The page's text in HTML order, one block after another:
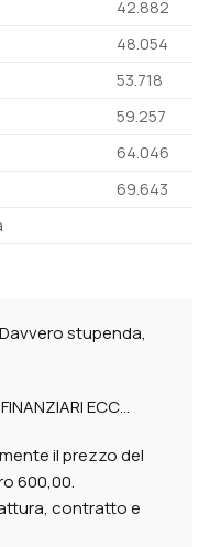
42.882
48.054
53.718
59.257
64.046
69.643
stupenda,
ECC…
il prezzo del
600,00.
contratto e